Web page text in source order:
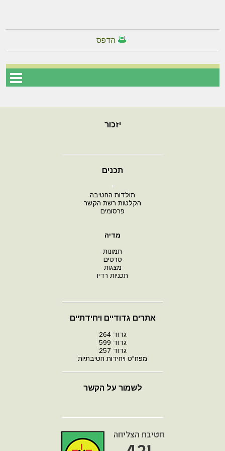
הדפס
יזכור
תכנים
י
תולדות החטיבה
הקלטות רשת הקשר
פרסומים
מדיה
תמונות
סרטים
מצגות
תכניות רדיו
אתרים גדודיים ויחידתיים
גדוד 264
גדוד 599
גדוד 257
מפח"ט ויחידות חטיבתיות
לשמור על הקשר